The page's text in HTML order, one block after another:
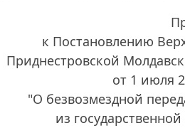
к Постановлению
Приднестровской
от 1 июля
"О безвозмездной
из